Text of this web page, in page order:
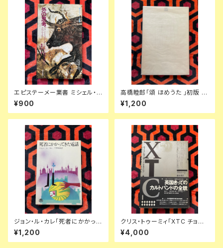
エピステーメー業書 ミシェル・フ
ーコー「外の思考 ブランショ・バ
タイユ・クロソウスキー」初版 豊
崎光一 訳 朝日出版社
¥900
高橋睦郎「頌 ほめうた 」初版 函
入り 装幀:小西啓介 見返し写真:
細江英公 思潮社
¥1,200
ジョン・ル・カレ「死者にかかって
きた電話」宇野利泰訳 カバー:真
鍋博 早川書房 ハヤカワノヴェル
ズ スパイミステリー
¥1,200
クリス・トゥーミィ「XTC チョー
クヒルズ アンド チルドレン」初
版 帯付き 新宿書房 おまけ付き
アンディ・パートリッジ
¥4,000